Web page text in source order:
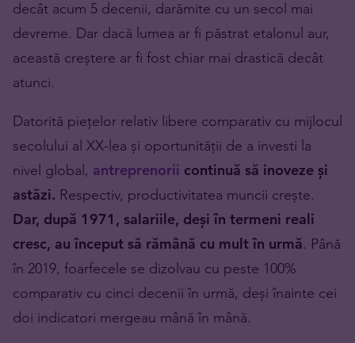
decât acum 5 decenii, darămite cu un secol mai
devreme. Dar dacă lumea ar fi păstrat etalonul aur,
această creștere ar fi fost chiar mai drastică decât
atunci.
Datorită piețelor relativ libere comparativ cu mijlocul
secolului al XX-lea și oportunității de a investi la
nivel global, antreprenorii continuă să inoveze și
astăzi. Respectiv, productivitatea muncii crește.
Dar, după 1971, salariile, deși în termeni reali
cresc, au început să rămână cu mult în urmă. Până
în 2019, foarfecele se dizolvau cu peste 100%
comparativ cu cinci decenii în urmă, deși înainte cei
doi indicatori mergeau mână în mână.